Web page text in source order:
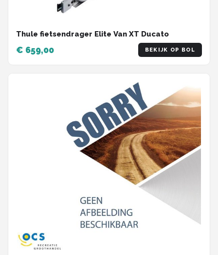
Thule fietsendrager Elite Van XT Ducato
€ 659,00 BEKIJK OP BOL